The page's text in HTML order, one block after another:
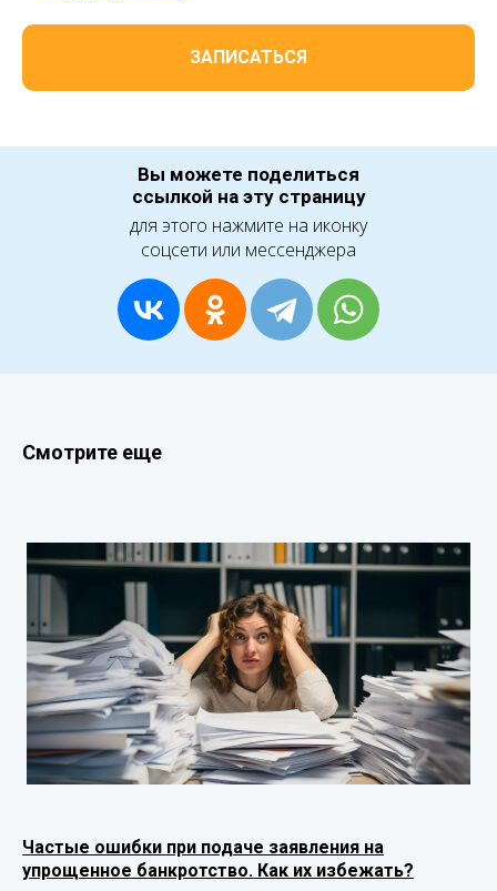
ЗАПИСАТЬСЯ
Вы можете поделиться
ссылкой на эту страницу
для этого нажмите на иконку
соцсети или мессенджера
Смотрите еще
Частые ошибки при подаче заявления на
упрощенное банкротство. Как их избежать?